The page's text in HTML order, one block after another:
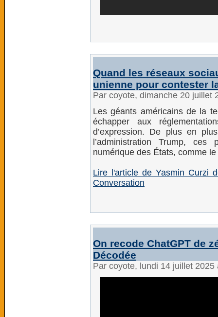
Quand les réseaux
unienne pour contester
Par coyote, dimanche 20 juillet
Les géants américains de la
échapper aux
d’expression. De plus en
l’administration Trump, ces
numérique des États, comme
Lire l'article de Yasmin Curzi
Conversation
On recode ChatGPT de
Décodée
Par coyote, lundi 14 juillet